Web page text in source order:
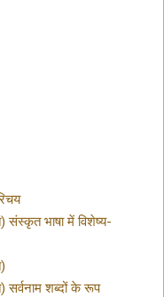
संस्कृत भाषा में विशेष्य-
सर्वनाम शब्दों के रूप